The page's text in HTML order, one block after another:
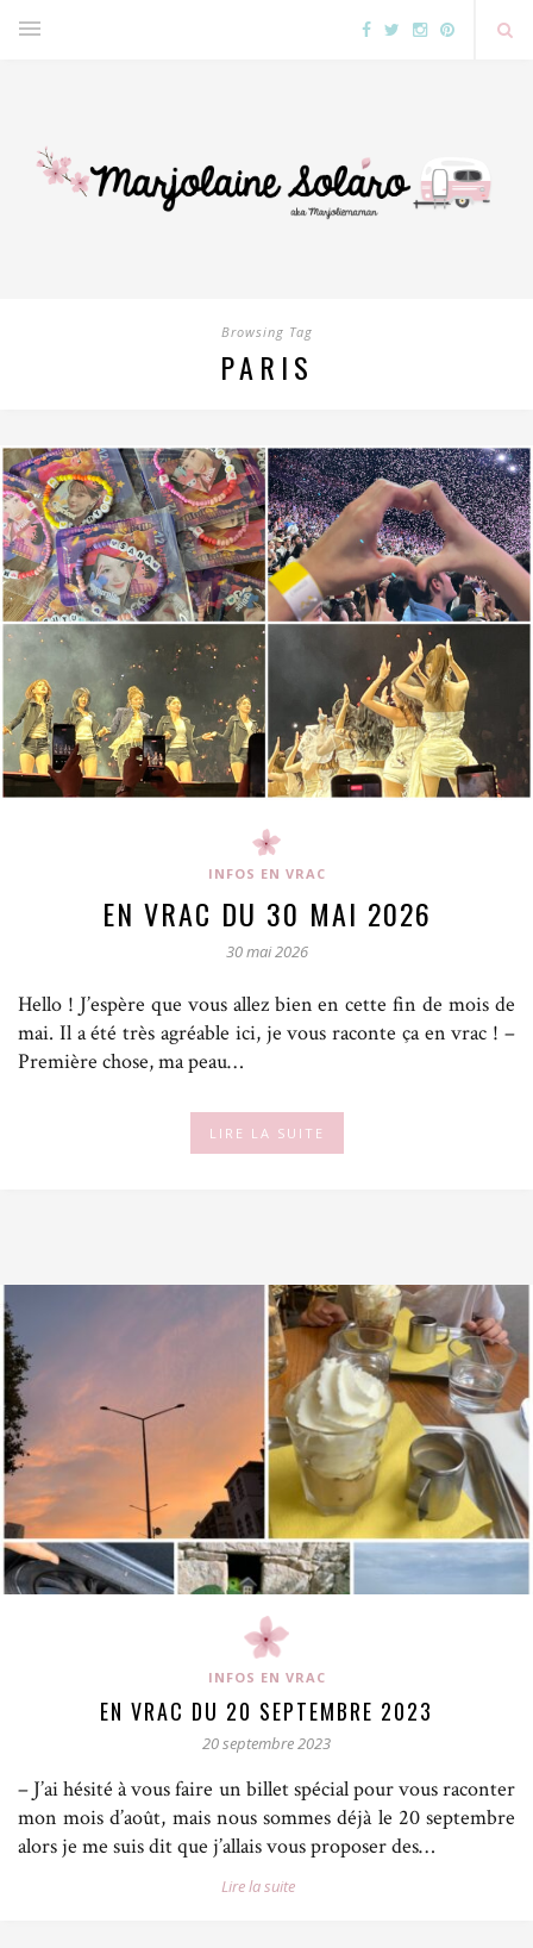
Browsing Tag
PARIS
INFOS EN VRAC
EN VRAC DU 30 MAI 2026
30 mai 2026
Hello ! J’espère que vous allez bien en cette fin de mois de
mai. Il a été très agréable ici, je vous raconte ça en vrac ! –
Première chose, ma peau…
LIRE LA SUITE
INFOS EN VRAC
EN VRAC DU 20 SEPTEMBRE 2023
20 septembre 2023
– J’ai hésité à vous faire un billet spécial pour vous raconter
mon mois d’août, mais nous sommes déjà le 20 septembre
alors je me suis dit que j’allais vous proposer des…
Lire la suite